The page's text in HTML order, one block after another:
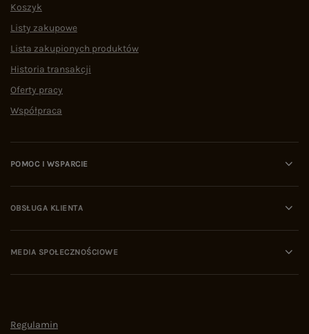
Koszyk
Listy zakupowe
Lista zakupionych produktów
Historia transakcji
Oferty pracy
Współpraca
POMOC I WSPARCIE
OBSŁUGA KLIENTA
MEDIA SPOŁECZNOŚCIOWE
Regulamin